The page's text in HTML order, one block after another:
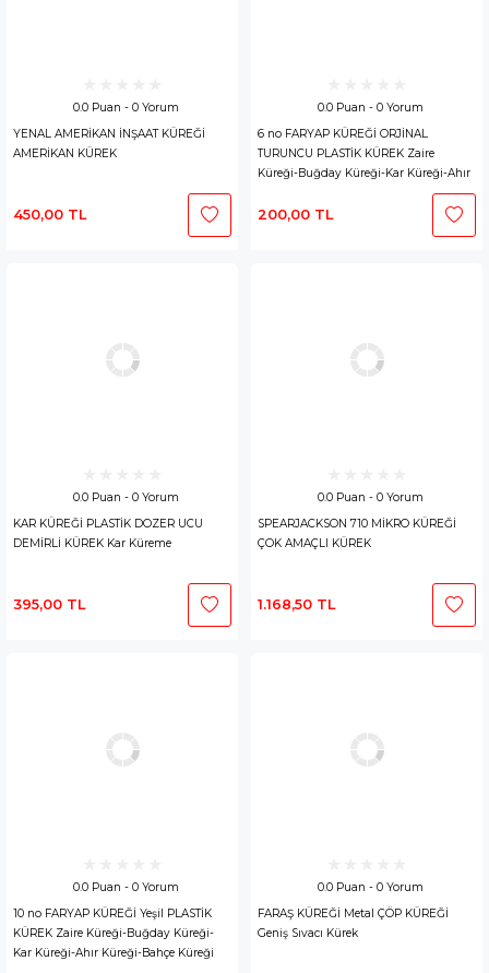
0.0 Puan - 0 Yorum
YENAL AMERİKAN İNŞAAT KÜREĞİ
AMERİKAN KÜREK
450,00 TL
0.0 Puan - 0 Yorum
6 no FARYAP KÜREĞİ ORJİNAL
TURUNCU PLASTİK KÜREK Zaire
Küreği-Buğday Küreği-Kar Küreği-Ahır
200,00 TL
0.0 Puan - 0 Yorum
KAR KÜREĞİ PLASTİK DOZER UCU
DEMİRLİ KÜREK Kar Küreme
395,00 TL
0.0 Puan - 0 Yorum
SPEARJACKSON 710 MİKRO KÜREĞİ
ÇOK AMAÇLI KÜREK
1.168,50 TL
0.0 Puan - 0 Yorum
10 no FARYAP KÜREĞİ Yeşil PLASTİK
KÜREK Zaire Küreği-Buğday Küreği-
Kar Küreği-Ahır Küreği-Bahçe Küreği
0.0 Puan - 0 Yorum
FARAŞ KÜREĞİ Metal ÇÖP KÜREĞİ
Geniş Sıvacı Kürek